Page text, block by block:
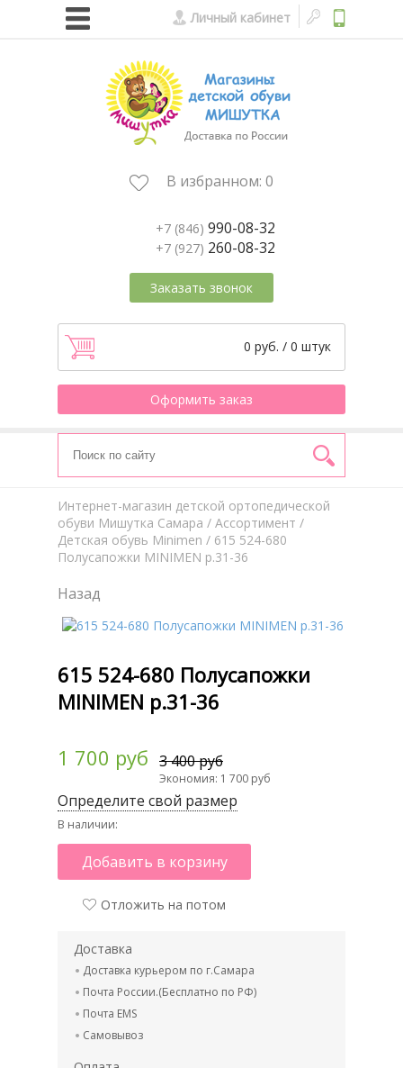
Личный кабинет
В избранном: 0
+7 (846) 990-08-32
+7 (927) 260-08-32
Заказать звонок
0 руб. / 0 штук
Оформить заказ
Интернет-магазин детской ортопедической
обуви Мишутка Самара / Aссортимент /
Детская обувь Minimen / 615 524-680
Полусапожки MINIMEN р.31-36
Назад
615 524-680 Полусапожки
MINIMEN р.31-36
1 700 руб 3 400 руб
Экономия: 1 700 руб
Определите свой размер
В наличии:
Добавить в корзину
Отложить на потом
Доставка
Доставка курьером по г.Самара
Почта России.(Бесплатно по РФ)
Почта EMS
Самовывоз